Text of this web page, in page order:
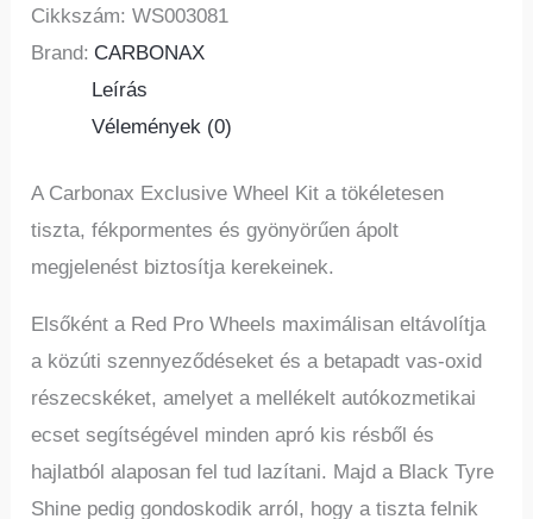
Cikkszám:WS003081
Brand: CARBONAX
Leírás
Vélemények (0)
A Carbonax Exclusive Wheel Kit a tökéletesen
tiszta, fékpormentes és gyönyörűen ápolt
megjelenést biztosítja kerekeinek.
Elsőként a Red Pro Wheels maximálisan eltávolítja
a közúti szennyeződéseket és a betapadt vas-oxid
részecskéket, amelyet a mellékelt autókozmetikai
ecset segítségével minden apró kis résből és
hajlatból alaposan fel tud lazítani. Majd a Black Tyre
Shine pedig gondoskodik arról, hogy a tiszta felnik